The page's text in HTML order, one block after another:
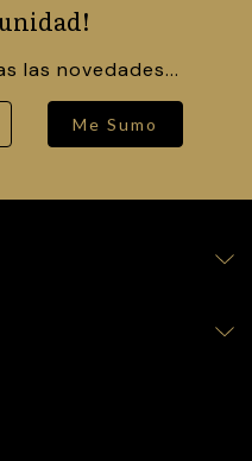
las novedades...
Me Sumo